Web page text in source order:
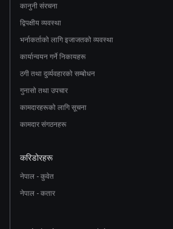
कानुनी संरचना
द्विपक्षीय व्यवस्था
भर्नाकर्ताको लागि इजाजतको व्यवस्था
कार्यान्वयन गर्ने निकायहरू
ठगी तथा दुर्व्यवहारको सम्बोधन
गुनासो तथा उपचार
कामदारहरूको लागि सूचना
कामदार संगठनहरू
करिडोरहरू
नेपाल - कुवेत
नेपाल - कतार